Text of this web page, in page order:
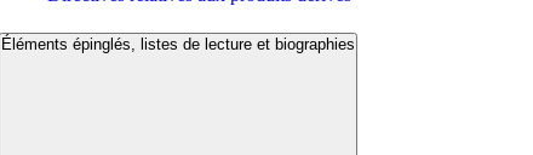
Éléments épinglés, listes de lecture et biographies